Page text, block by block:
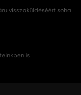
visszaküldéséért soha
is